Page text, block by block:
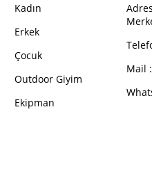
Kadın
Erkek
Çocuk
Outdoor Giyim
Ekipman
Mail :